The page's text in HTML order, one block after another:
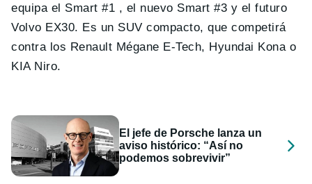
equipa el Smart #1 , el nuevo Smart #3 y el futuro
Volvo EX30. Es un SUV compacto, que competirá
contra los Renault Mégane E-Tech, Hyundai Kona o
KIA Niro.
El jefe de Porsche lanza un
aviso histórico: “Así no
podemos sobrevivir”